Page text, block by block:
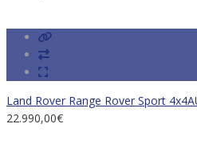
Land Rover Range Rover Sport
22.990,00€